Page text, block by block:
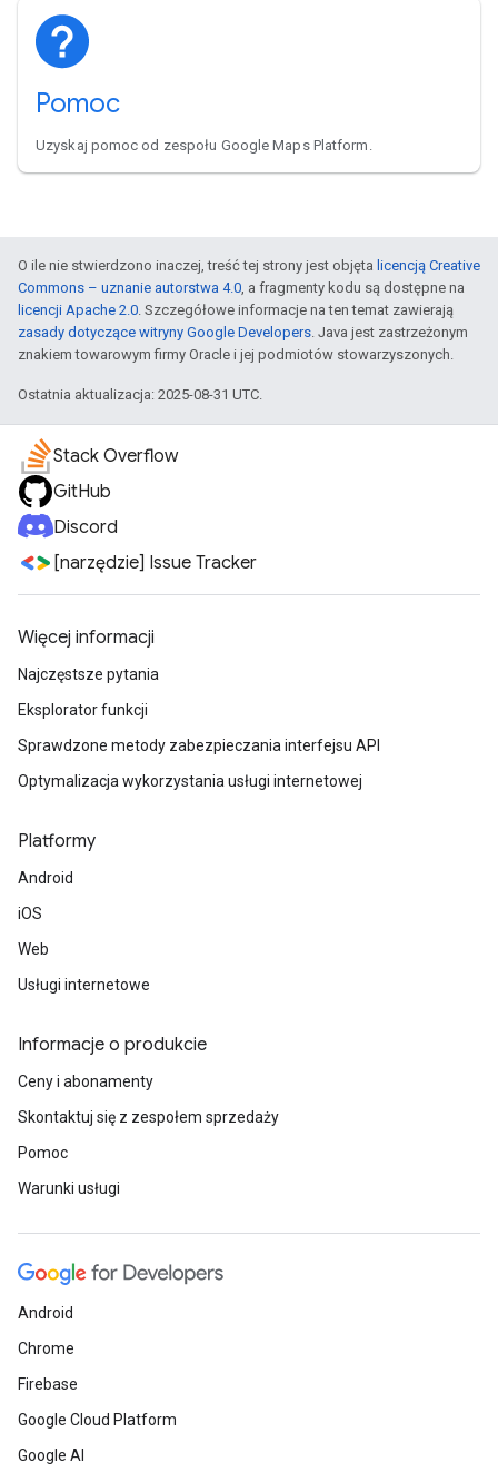
Pomoc
Uzyskaj pomoc od zespołu Google Maps Platform.
O ile nie stwierdzono inaczej, treść tej strony jest objęta licencją Creative
Commons – uznanie autorstwa 4.0, a fragmenty kodu są dostępne na
licencji Apache 2.0. Szczegółowe informacje na ten temat zawierają
zasady dotyczące witryny Google Developers. Java jest zastrzeżonym
znakiem towarowym firmy Oracle i jej podmiotów stowarzyszonych.
Ostatnia aktualizacja: 2025-08-31 UTC.
Stack Overflow
GitHub
Discord
[narzędzie] Issue Tracker
Więcej informacji
Najczęstsze pytania
Eksplorator funkcji
Sprawdzone metody zabezpieczania interfejsu API
Optymalizacja wykorzystania usługi internetowej
Platformy
Android
iOS
Web
Usługi internetowe
Informacje o produkcie
Ceny i abonamenty
Skontaktuj się z zespołem sprzedaży
Pomoc
Warunki usługi
Android
Chrome
Firebase
Google Cloud Platform
Google AI